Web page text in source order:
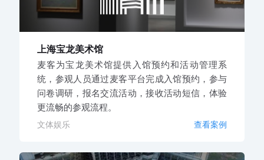
上海宝龙美术馆
麦客为宝龙美术馆提供入馆预约和活动管理系
统，参观人员通过麦客平台完成入馆预约，参与
问卷调研，报名交流活动，接收活动短信，体验
更流畅的参观流程。
文体娱乐 查看案例